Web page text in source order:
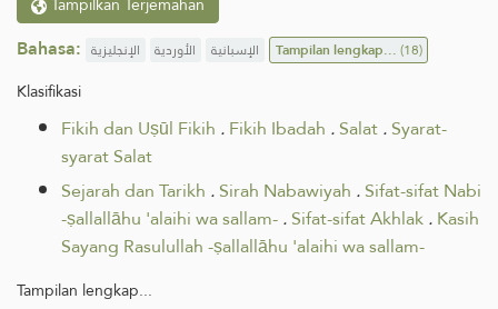
Bahasa: الإنجليزية الأوردية الإسبانية Tampilan lengkap...(18)
Klasifikasi
Fikih dan Uṣūl Fikih .Fikih Ibadah .Salat.Syarat-
syarat Salat
Sejarah dan Tarikh .Sirah Nabawiyah .Sifat-sifat Nabi
-ṣallallāhu 'alaihi wa sallam-.Sifat-sifat Akhlak.Kasih
Sayang Rasulullah -ṣallallāhu 'alaihi wa sallam-
Tampilan lengkap...